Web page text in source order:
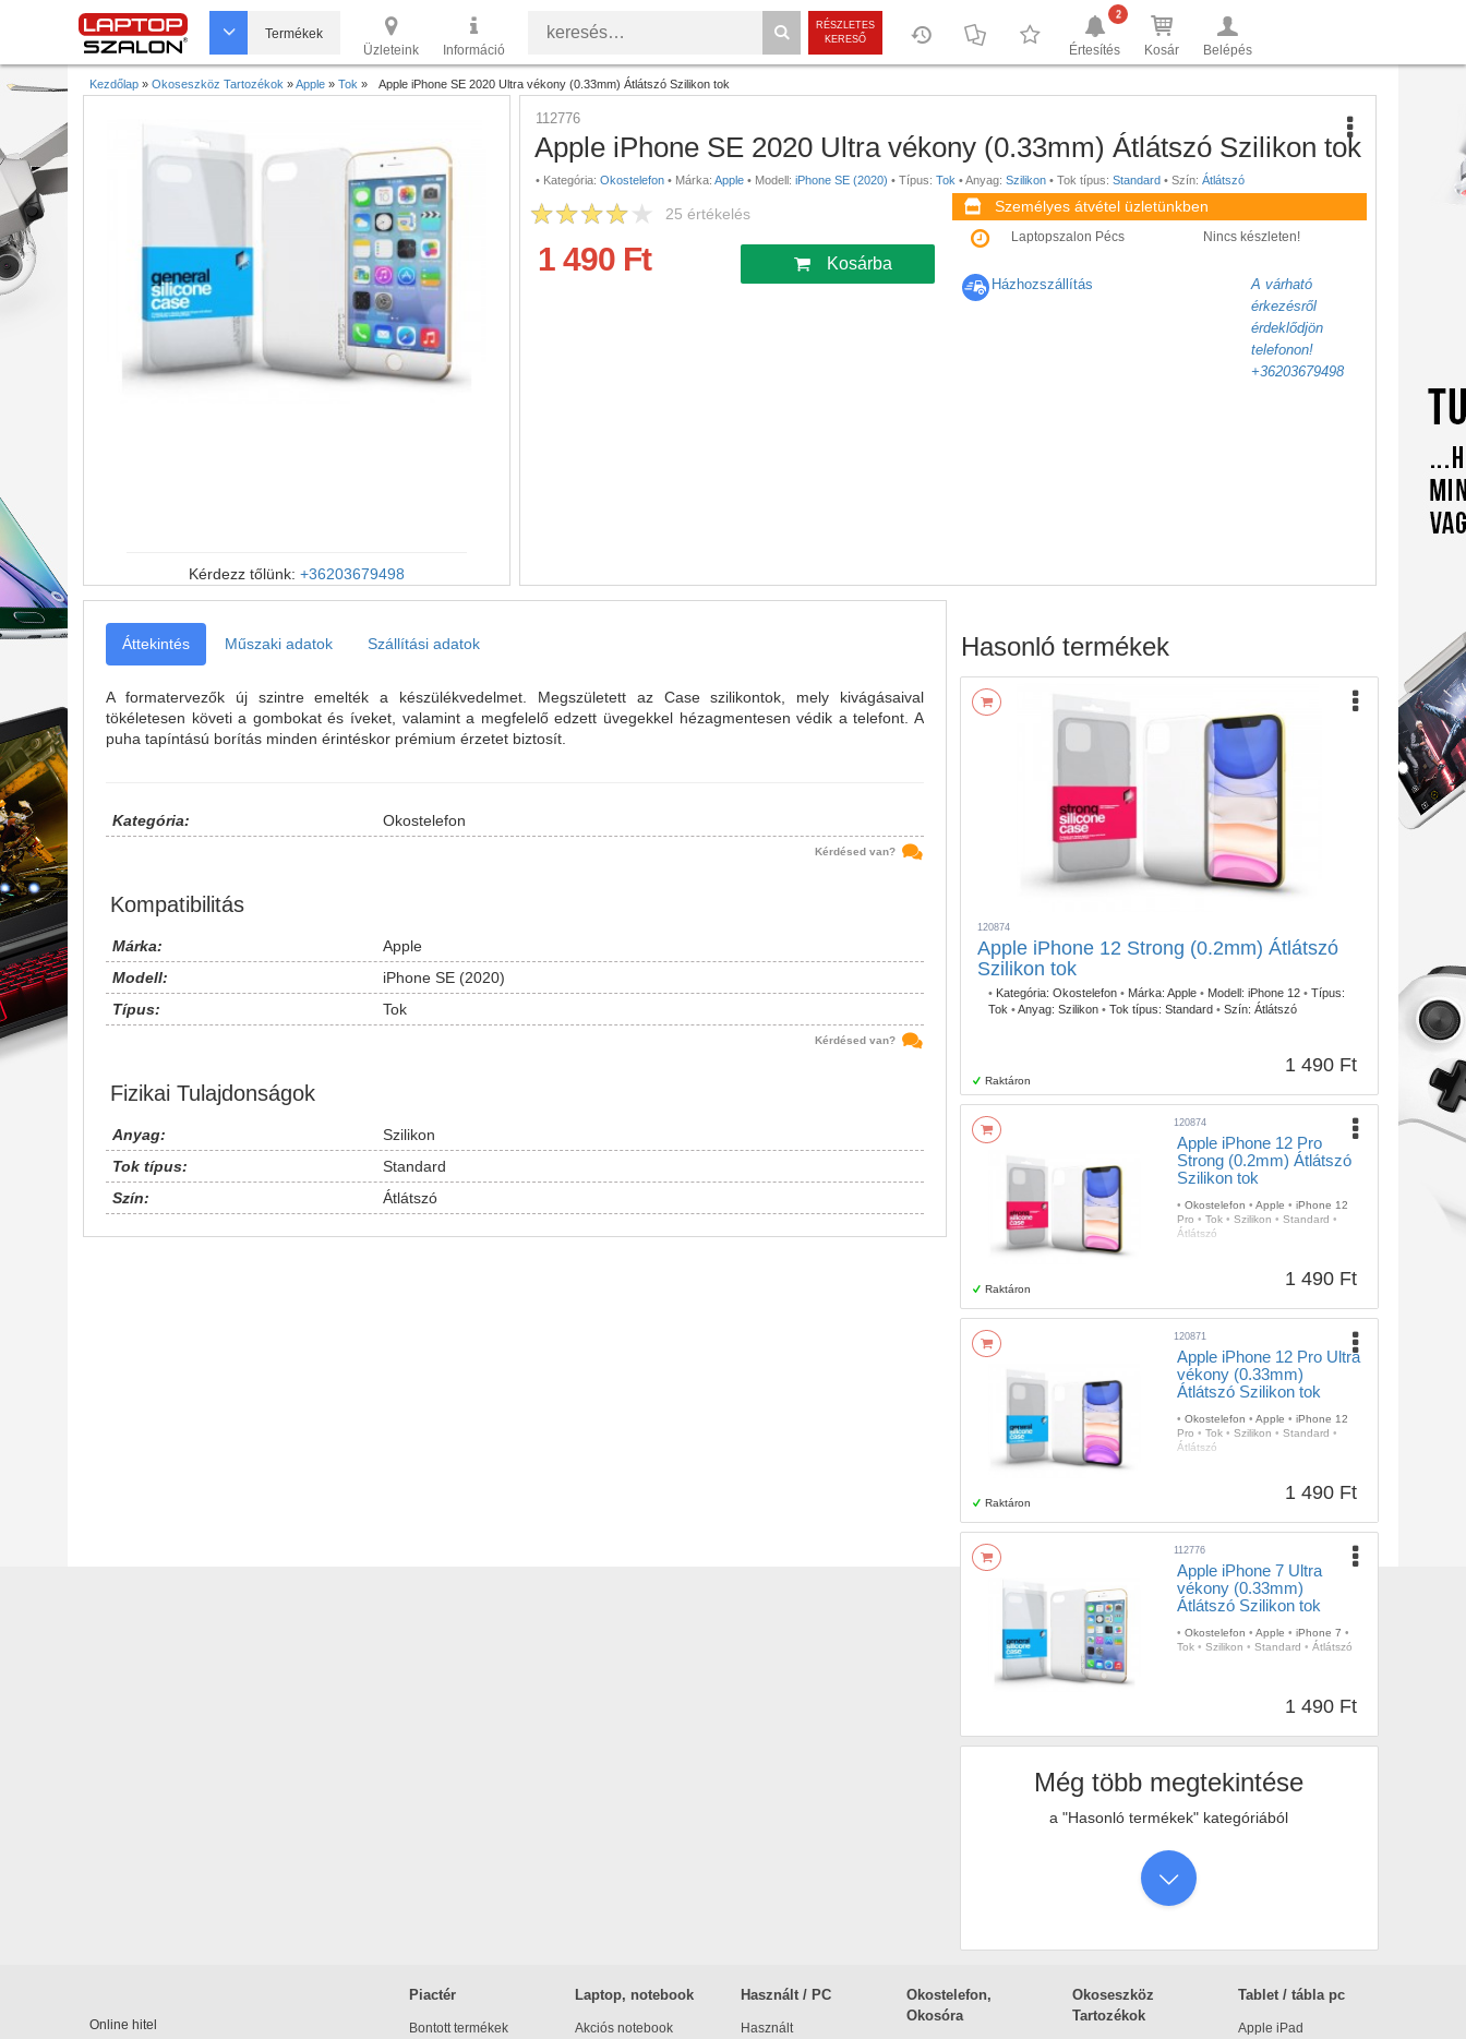
Termékek
Üzleteink
Információ
RÉSZLETES
KERESŐ
Értesítés
2
Kosár Belépés
Kezdőlap » Okoseszköz Tartozékok »Apple » Tok » Apple iPhone SE 2020 Ultra vékony (0.33mm) Átlátszó Szilikon tok
Kérdezz tőlünk: +36203679498
112776
Apple iPhone SE 2020 Ultra vékony (0.33mm) Átlátszó Szilikon tok
• Kategória: Okostelefon • Márka: Apple • Modell: iPhone SE (2020) • Típus: Tok •Anyag: Szilikon • Tok típus: Standard • Szín: Átlátszó
25 értékelés
1 490 Ft Kosárba
Személyes átvétel üzletünkben
Laptopszalon Pécs Nincs készleten!
Házhozszállítás
A várható
érkezésről
érdeklődjön
telefonon!
+36203679498
Áttekintés Műszaki adatok Szállítási adatok
A formatervezők új szintre emelték a készülékvedelmet. Megszületett az Case szilikontok, mely kivágásaival
tökéletesen követi a gombokat és íveket, valamint a megfelelő edzett üvegekkel hézagmentesen védik a telefont. A
puha tapíntású borítás minden érintéskor prémium érzetet biztosít.
Kategória: Okostelefon
Kérdésed van?
Kompatibilitás
Márka:
Apple
Modell:
iPhone SE (2020)
Típus:
Tok
Kérdésed van?
Fizikai Tulajdonságok
Anyag:
Szilikon
Tok típus:
Standard
Szín:
Átlátszó
Hasonló termékek
Raktáron
120874
Apple iPhone 12 Strong (0.2mm) Átlátszó
Szilikon tok
• Kategória: Okostelefon • Márka: Apple • Modell: iPhone 12 • Típus:
Tok •Anyag: Szilikon • Tok típus: Standard • Szín: Átlátszó
1 490 Ft
Raktáron
120874
Apple iPhone 12 Pro
Strong (0.2mm) Átlátszó
Szilikon tok
• Okostelefon • Apple • iPhone 12
Pro • Tok • Szilikon • Standard •
Átlátszó
1 490 Ft
Raktáron
120871
Apple iPhone 12 Pro Ultra
vékony (0.33mm)
Átlátszó Szilikon tok
• Okostelefon • Apple • iPhone 12
Pro • Tok • Szilikon • Standard •
Átlátszó
1 490 Ft
112776
Apple iPhone 7 Ultra
vékony (0.33mm)
Átlátszó Szilikon tok
• Okostelefon • Apple • iPhone 7 •
Tok • Szilikon • Standard • Átlátszó
1 490 Ft
Még több megtekintése
a "Hasonló termékek" kategóriából
Online hitel
Piactér
Bontott termékek
Laptop, notebook
Akciós notebook
Használt / PC
Használt
Okostelefon,
Okosóra
Okoseszköz
Tartozékok
Tablet / tábla pc
Apple iPad